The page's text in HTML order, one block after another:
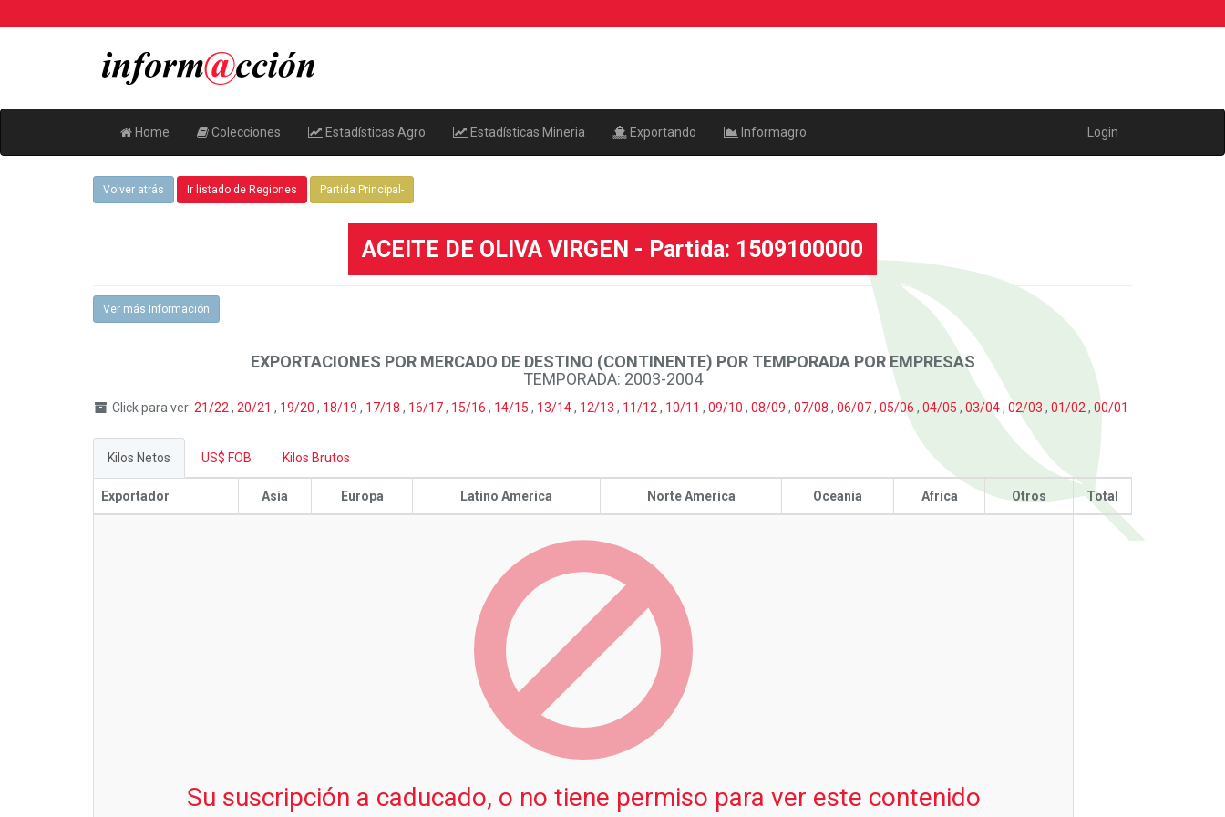
Home Colecciones Estadísticas Agro Estadísticas Mineria Exportando Informagro Login
Volver atrás Ir listado de Regiones Partida Principal-
ACEITE DE OLIVA VIRGEN - Partida: 1509100000
Ver más Información
EXPORTACIONES POR MERCADO DE DESTINO (CONTINENTE) POR TEMPORADA POR EMPRESAS
TEMPORADA: 2003-2004
Click para ver: 21/22 , 20/21 , 19/20 , 18/19 , 17/18 , 16/17, 15/16 , 14/15 , 13/14, 12/13 , 11/12 , 10/11 , 09/10 , 08/09 , 07/08 , 06/07, 05/06 , 04/05 , 03/04, 02/03 , 01/02 , 00/01
Kilos Netos US$ FOB Kilos Brutos
Exportador Asia Europa Latino America Norte America Oceania Africa Otros Total
Su suscripción a caducado, o no tiene permiso para ver este contenido